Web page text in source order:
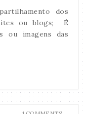
dos
ou blogs; É
ou imagens das